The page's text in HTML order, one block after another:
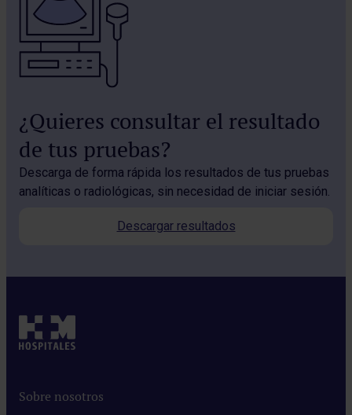
¿Quieres consultar el resultado
de tus pruebas?
Descarga de forma rápida los resultados de tus pruebas
analíticas o radiológicas, sin necesidad de iniciar sesión.
Descargar resultados
Sobre nosotros